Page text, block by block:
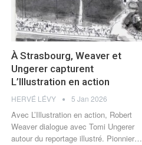
À Strasbourg, Weaver et
Ungerer capturent
L’Illustration en action
HERVÉ LÉVY 5 Jan 2026
Avec L’Illustration en action, Robert
Weaver dialogue avec Tomi Ungerer
autour du reportage illustré. Pionnier…